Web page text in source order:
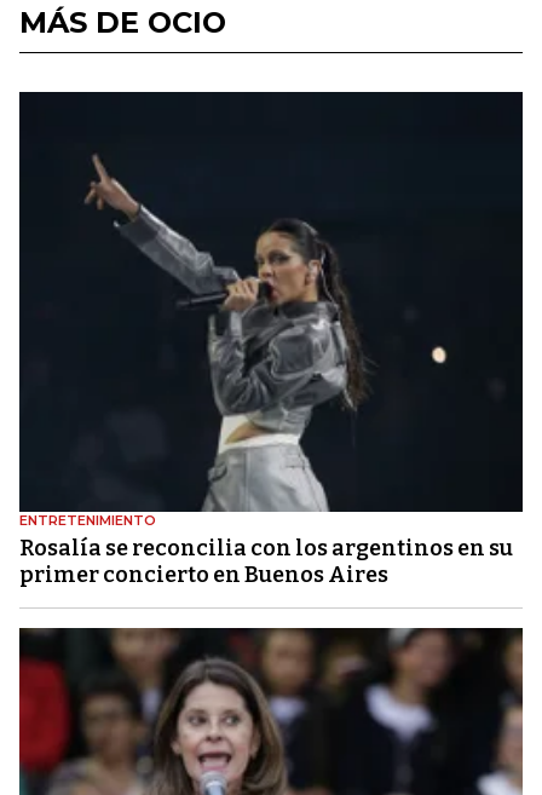
MÁS DE OCIO
ENTRETENIMIENTO
Rosalía se reconcilia con los argentinos en su
primer concierto en Buenos Aires